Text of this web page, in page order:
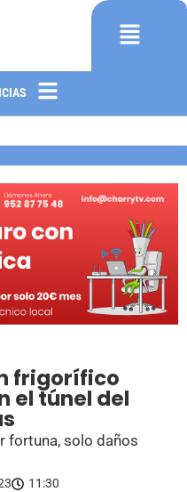
frigorífico
el túnel del
fortuna, solo daños
11:30